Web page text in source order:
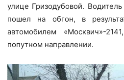
улице Гризодубовой.
пошел на обгон, в
автомобилем «Москвич»-
попутном направлении.